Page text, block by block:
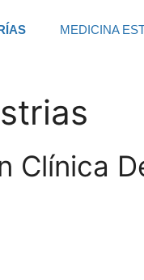
MEDICINA
Clínica